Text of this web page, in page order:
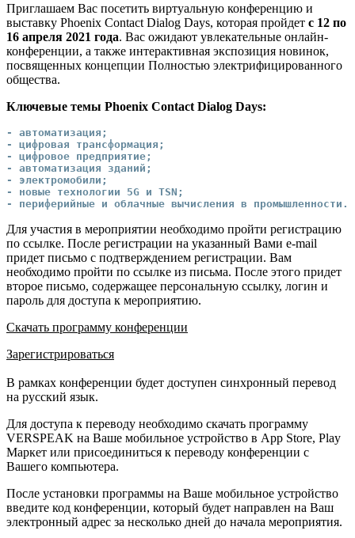
Приглашаем Вас посетить виртуальную конференцию и
выставку Phoenix Contact Dialog Days, которая пройдет с 12 по
16 апреля 2021 года. Вас ожидают увлекательные онлайн-
конференции, а также интерактивная экспозиция новинок,
посвященных концепции Полностью электрифицированного
общества.
Ключевые темы Phoenix Contact Dialog Days:
- автоматизация;
- цифровая трансформация;
- цифровое предприятие;
- автоматизация зданий;
- электромобили;
- новые технологии 5G и TSN;
- периферийные и облачные вычисления в промышленности.
Для участия в мероприятии необходимо пройти регистрацию
по ссылке. После регистрации на указанный Вами e-mail
придет письмо с подтверждением регистрации. Вам
необходимо пройти по ссылке из письма. После этого придет
второе письмо, содержащее персональную ссылку, логин и
пароль для доступа к мероприятию.
Скачать программу конференции
Зарегистрироваться
В рамках конференции будет доступен синхронный перевод
на русский язык.
Для доступа к переводу необходимо скачать программу
VERSPEAK на Ваше мобильное устройство в App Store, Play
Маркет или присоединиться к переводу конференции с
Вашего компьютера.
После установки программы на Ваше мобильное устройство
введите код конференции, который будет направлен на Ваш
электронный адрес за несколько дней до начала мероприятия.